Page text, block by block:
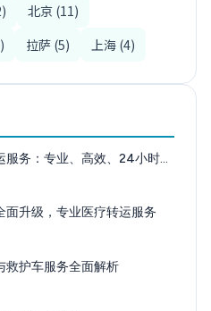
北京 (11)
拉萨 (5) 上海 (4)
服务：专业、高效、24小时…
面升级，专业医疗转运服务
救护车服务全面解析